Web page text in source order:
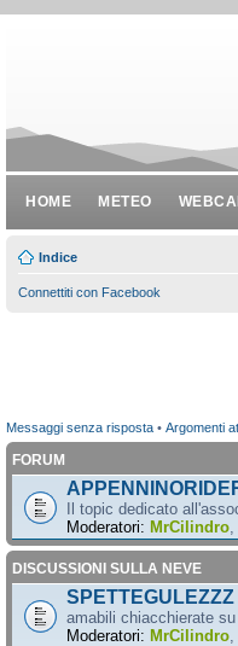
HOME METEO
Indice
Connettiti con Facebook
Messaggi senza risposta • Argomenti
FORUM
Il topic dedicato
Moderatori: MrCilindro
DISCUSSIONI SULLA NEVE
amabili chiacchierate
Moderatori: MrCilindro